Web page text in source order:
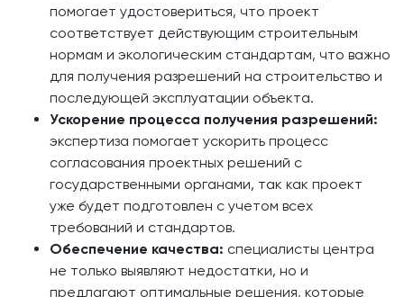
помогает удостовериться, что проект
соответствует действующим строительным
нормам и экологическим стандартам, что важно
для получения разрешений на строительство и
последующей эксплуатации объекта.
Ускорение процесса получения разрешений:
экспертиза помогает ускорить процесс
согласования проектных решений с
государственными органами, так как проект
уже будет подготовлен с учетом всех
требований и стандартов.
Обеспечение качества: специалисты центра
не только выявляют недостатки, но и
предлагают оптимальные решения, которые